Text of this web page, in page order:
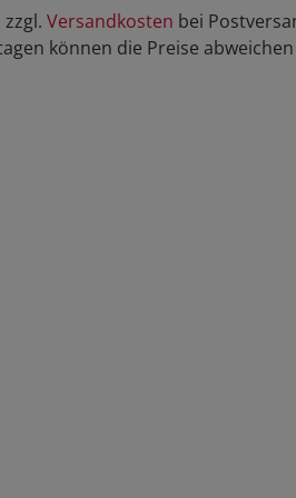
Versandkosten bei
können die Preise abweichen